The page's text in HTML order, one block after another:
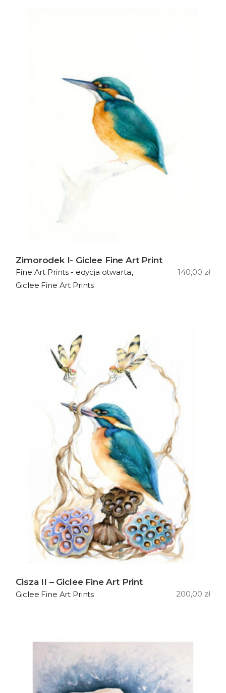
Zimorodek I- Giclee Fine Art Print
140,00 zł
Fine Art Prints - edycja otwarta
Giclee Fine Art Prints
Cisza II – Giclee Fine Art Print
200,00 zł
Giclee Fine Art Prints